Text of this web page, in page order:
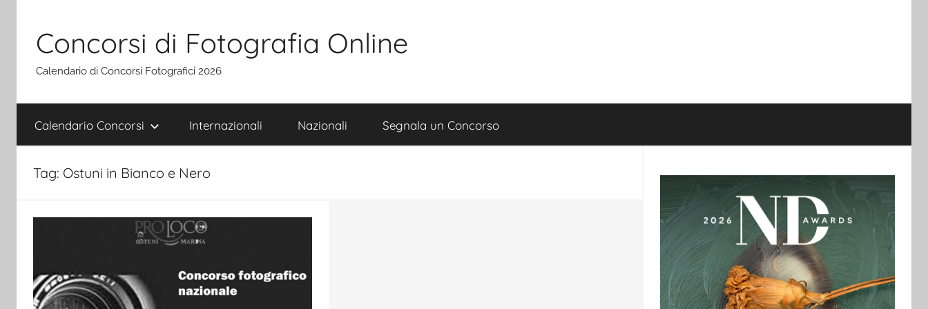
contenuto
Concorsi di Fotografia Online
Calendario di Concorsi Fotografici 2026
Calendario Concorsi Internazionali Nazionali Segnala un Concorso
Tag: Ostuni in Bianco e Nero